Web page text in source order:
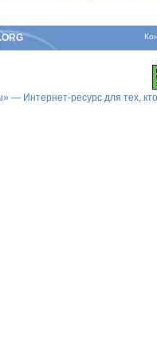
— Интернет-ресурс для тех,